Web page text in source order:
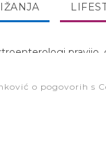
dieta:
o pogovorih s